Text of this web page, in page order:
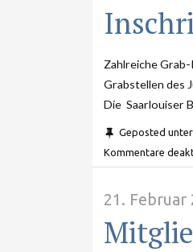
Zahlreiche
Grabstellen des
Die Saarlouiser
Geposted unter
Kommentare
21. Februar